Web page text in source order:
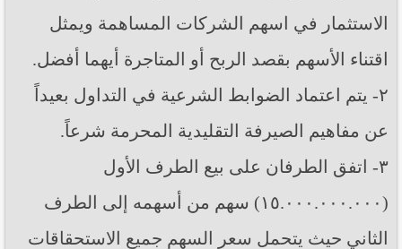
الاستثمار في اسهم الشركات المساهمة ويمثل
اقتناء الأسهم بقصد الربح أو المتاجرة أيهما أفضل.
٢- يتم اعتماد الضوابط الشرعية في التداول بعيداً
عن مفاهيم الصيرفة التقليدية المحرمة شرعاً.
٣- اتفق الطرفان على بيع الطرف الأول
(١٥.٠٠٠.٠٠٠.٠٠٠) سهم من أسهمه إلى الطرف
الثاني حيث يتحمل سعر السهم جميع الاستحقاقات